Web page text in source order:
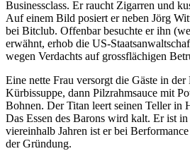
Businessclass. Er raucht Zigarren und
Auf einem Bild posiert er neben Jörg
bei Bitclub. Offenbar besuchte er ihn
erwähnt, erhob die US-
wegen Verdachts auf grossflächigen
Eine nette Frau versorgt die Gäste in
Kürbissuppe, dann Pilzrahmsauce mit
Bohnen. Der Titan leert seinen Teller in
Das Essen des Barons wird kalt. Er ist
viereinhalb Jahren ist er bei
der Gründung.